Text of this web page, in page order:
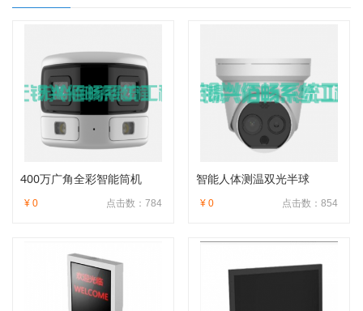
400万广角全彩智能筒机
点击数：784
¥ 0
智能人体测温双光半球
点击数：854
¥ 0